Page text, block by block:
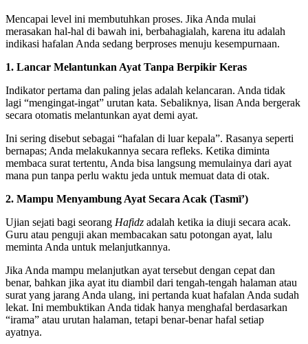
Mencapai level ini membutuhkan proses. Jika Anda mulai
merasakan hal-hal di bawah ini, berbahagialah, karena itu adalah
indikasi hafalan Anda sedang berproses menuju kesempurnaan.
1. Lancar Melantunkan Ayat Tanpa Berpikir Keras
Indikator pertama dan paling jelas adalah kelancaran. Anda tidak
lagi “mengingat-ingat” urutan kata. Sebaliknya, lisan Anda bergerak
secara otomatis melantunkan ayat demi ayat.
Ini sering disebut sebagai “hafalan di luar kepala”. Rasanya seperti
bernapas; Anda melakukannya secara refleks. Ketika diminta
membaca surat tertentu, Anda bisa langsung memulainya dari ayat
mana pun tanpa perlu waktu jeda untuk memuat data di otak.
2. Mampu Menyambung Ayat Secara Acak (Tasmī’)
Ujian sejati bagi seorang Hafidz adalah ketika ia diuji secara acak.
Guru atau penguji akan membacakan satu potongan ayat, lalu
meminta Anda untuk melanjutkannya.
Jika Anda mampu melanjutkan ayat tersebut dengan cepat dan
benar, bahkan jika ayat itu diambil dari tengah-tengah halaman atau
surat yang jarang Anda ulang, ini pertanda kuat hafalan Anda sudah
lekat. Ini membuktikan Anda tidak hanya menghafal berdasarkan
“irama” atau urutan halaman, tetapi benar-benar hafal setiap
ayatnya.